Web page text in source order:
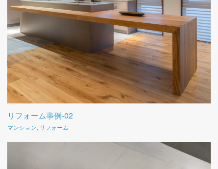
リフォーム事例-02
マンション, リフォーム